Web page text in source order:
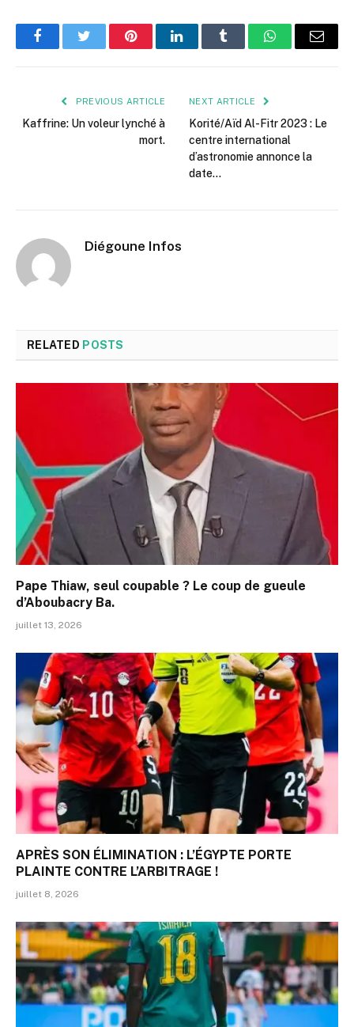
FacebookTwitter PinterestLinkedInTumblr WhatsAppEmail
PREVIOUS ARTICLE
Kaffrine: Un voleur lynché à
mort.
NEXT ARTICLE
Korité/Aïd Al-Fitr 2023 : Le
centre international
d’astronomie annonce la
date…
Diégoune Infos
RELATED POSTS
Pape Thiaw, seul coupable ? Le coup de gueule
d’Aboubacry Ba.
juillet 13, 2026
APRÈS SON ÉLIMINATION : L’ÉGYPTE PORTE
PLAINTE CONTRE L’ARBITRAGE !
juillet 8, 2026